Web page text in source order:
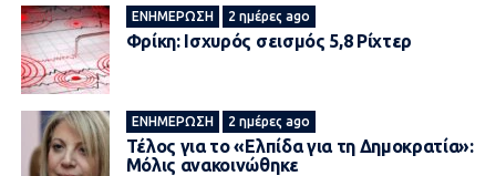
ΕΝΗΜΈΡΩΣΗ 2 ημέρες ago
Φρίκη: Ισχυρός σεισμός 5,8 Ρίχτερ
ΕΝΗΜΈΡΩΣΗ 2 ημέρες ago
Τέλος για το «Ελπίδα για τη Δημοκρατία»:
Μόλις ανακοινώθηκε